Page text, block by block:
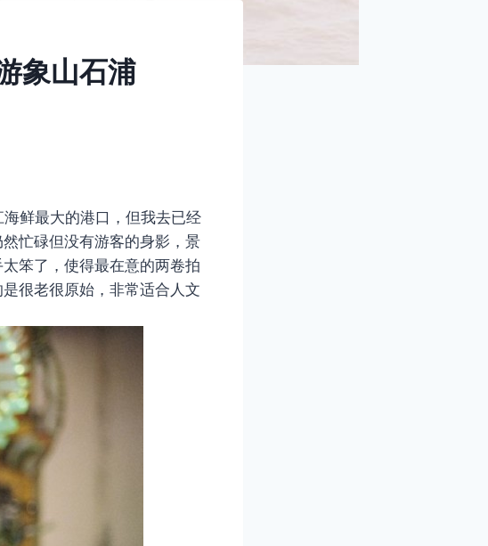
象山石浦
鲜最大的港口，但我去已经
忙碌但没有游客的身影，景
笨了，使得最在意的两卷拍
很老很原始，非常适合人文